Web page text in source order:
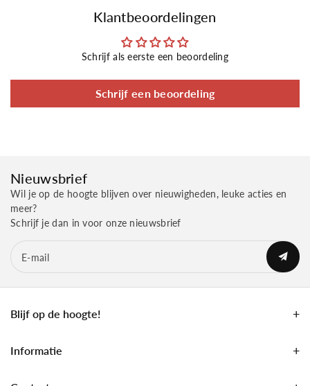
Klantbeoordelingen
Schrijf als eerste een beoordeling
Schrijf een beoordeling
Nieuwsbrief
Wil je op de hoogte blijven over nieuwigheden, leuke acties en
meer?
Schrijf je dan in voor onze nieuwsbrief
E‑mail
Blijf op de hoogte!
Informatie